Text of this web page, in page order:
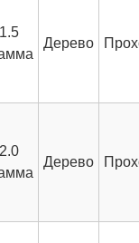
1.5
Дерево
2.0
Дерево